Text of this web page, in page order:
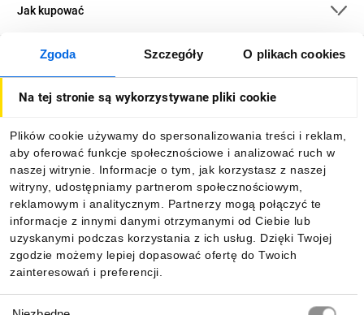
Zgoda Szczegóły O plikach cookies
Na tej stronie są wykorzystywane pliki cookie
Plików cookie używamy do spersonalizowania treści i reklam,
aby oferować funkcje społecznościowe i analizować ruch w
naszej witrynie. Informacje o tym, jak korzystasz z naszej
witryny, udostępniamy partnerom społecznościowym,
reklamowym i analitycznym. Partnerzy mogą połączyć te
informacje z innymi danymi otrzymanymi od Ciebie lub
uzyskanymi podczas korzystania z ich usług. Dzięki Twojej
zgodzie możemy lepiej dopasować ofertę do Twoich
zainteresowań i preferencji.
Jak kupować
O firmie
Informacje
Pobierz naszą aplikację mobilną: